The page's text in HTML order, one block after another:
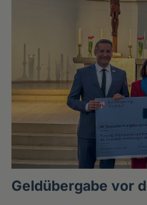
Geldübergabe vor